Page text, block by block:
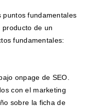
puntos fundamentales
de un
fundamentales:
onpage de SEO.
con el marketing
sobre la ficha de